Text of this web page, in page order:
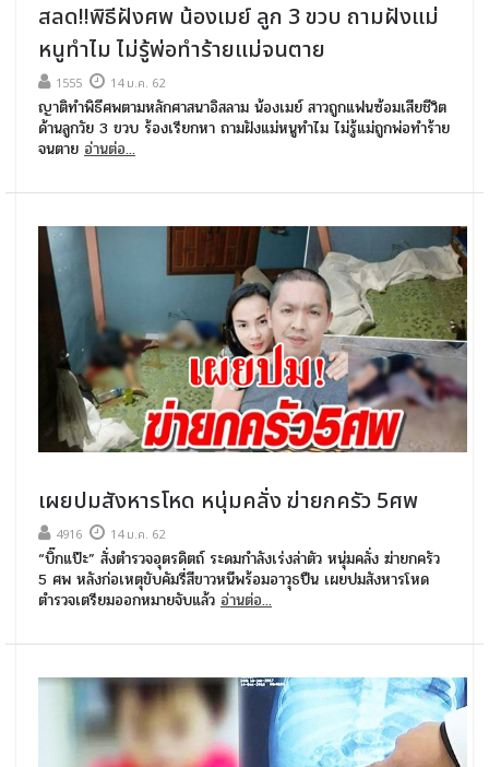
สลด!!พิธีฝังศพ น้องเมย์ ลูก 3 ขวบ ถามฝังแม่
หนูทำไม ไม่รู้พ่อทำร้ายแม่จนตาย
1555 14 ม.ค. 62
ญาติทำพิธีศพตามหลักศาสนาอิสลาม น้องเมย์ สาวถูกแฟนซ้อมเสียชีวิต
ด้านลูกวัย 3 ขวบ ร้องเรียกหา ถามฝังแม่หนูทำไม ไม่รู้แม่ถูกพ่อทำร้าย
จนตาย อ่านต่อ...
เผยปมสังหารโหด หนุ่มคลั่ง ฆ่ายกครัว 5ศพ
4916 14 ม.ค. 62
“บิ๊กแป๊ะ” สั่งตำรวจอุตรดิตถ์ ระดมกำลังเร่งล่าตัว หนุ่มคลั่ง ฆ่ายกครัว
5 ศพ หลังก่อเหตุขับคัมรี่สีขาวหนีพร้อมอาวุธปืน เผยปมสังหารโหด
ตำรวจเตรียมออกหมายจับแล้ว อ่านต่อ...